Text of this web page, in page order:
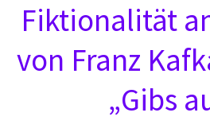
Fiktionalität
von Franz
„Gibs